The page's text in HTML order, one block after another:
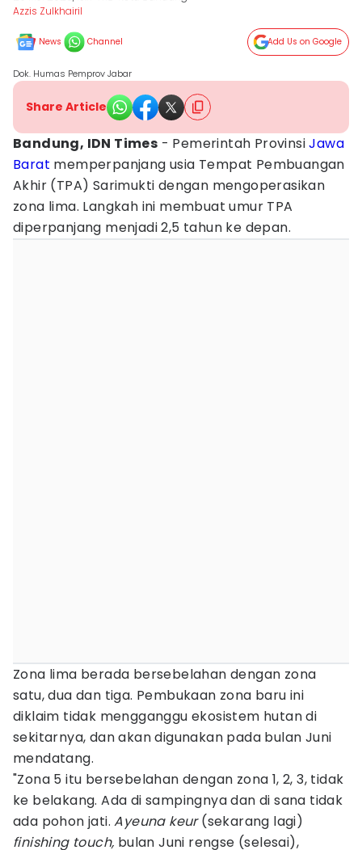
Azzis Zulkhairil
News Channel Add Us on Google
Dok. Humas Pemprov Jabar
Share Article
Bandung, IDN Times - Pemerintah ProvinsiJawa
Barat memperpanjang usia Tempat Pembuangan
Akhir (TPA) Sarimukti dengan mengoperasikan
zona lima. Langkah ini membuat umur TPA
diperpanjang menjadi 2,5 tahun ke depan.
Zona lima berada bersebelahan dengan zona
satu, dua dan tiga. Pembukaan zona baru ini
diklaim tidak mengganggu ekosistem hutan di
sekitarnya, dan akan digunakan pada bulan Juni
mendatang.
"Zona 5 itu bersebelahan dengan zona 1, 2, 3, tidak
ke belakang. Ada di sampingnya dan di sana tidak
ada pohon jati.Ayeuna keur(sekarang lagi)
finishing touch, bulan Juni rengse (selesai),